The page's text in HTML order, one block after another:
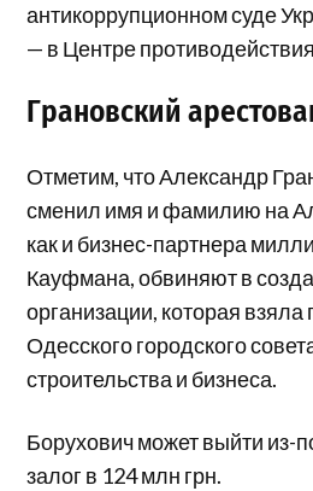
антикоррупционном суде
— в Центре
Грановский
Отметим, что Александр
сменил имя и фамилию на
как и бизнес-партнера
Кауфмана, обвиняют в
организации, которая взяла
Одесского городского
строительства и бизнеса.
Борухович может выйти из-
залог в 124 млн грн.